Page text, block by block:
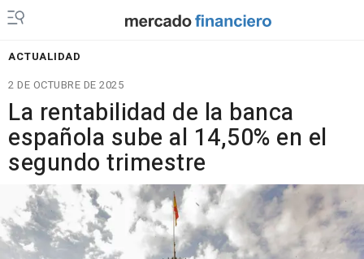
ACTUALIDAD
2 DE OCTUBRE DE 2025
La rentabilidad de la banca
española sube al 14,50% en el
segundo trimestre